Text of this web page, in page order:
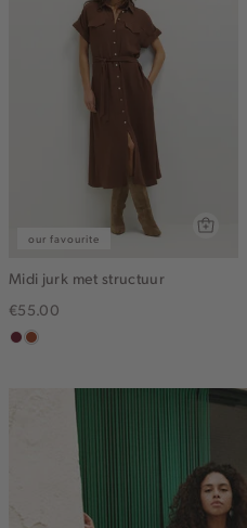
our favourite
Midi jurk met structuur
€55.00
bordeaux
bruin